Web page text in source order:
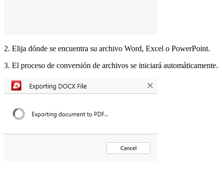
2. Elija dónde se encuentra su archivo Word, Excel o PowerPoint.
3. El proceso de conversión de archivos se iniciará automáticamente.